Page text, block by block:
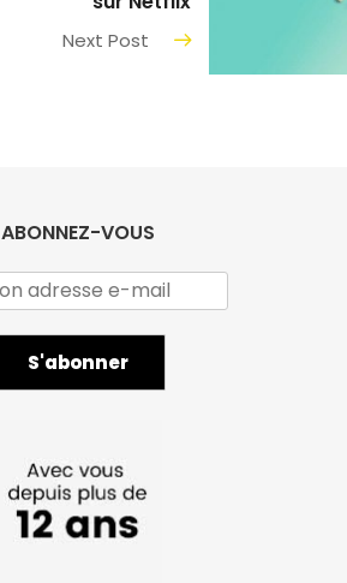
Next Post
ABONNEZ-VOUS